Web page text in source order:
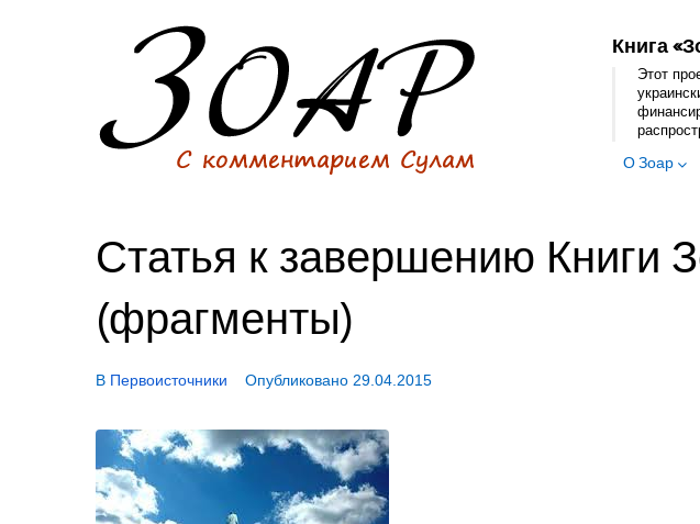
Книга
Этот
О Зоар
Статья к завершению Книги
(фрагменты)
В Первоисточники Опубликовано 29.04.2015